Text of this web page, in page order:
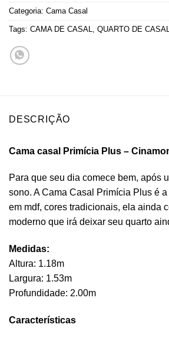
Categoria: Cama Casal
Tags: CAMA DE CASAL QUARTO DE CASAL
DESCRIÇÃO
Cama casal Primícia Plus –
Para que seu dia comece bem, após
sono. A Cama Casal Primícia Plus é
em mdf, cores tradicionais, ela ainda
moderno que irá deixar seu quarto
Medidas:
Altura: 1.18m
Largura: 1.53m
Profundidade: 2.00m
Características